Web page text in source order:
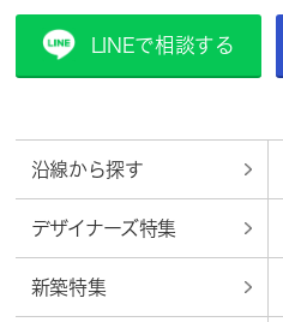
LINEで相談する
沿線から探す
デザイナーズ特集
新築特集